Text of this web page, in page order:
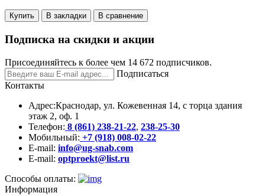
Купить В закладки В сравнение
Подписка на скидки и акции
Присоединяйтесь к более чем 14 672 подписчиков.
Подписаться
Контакты
Адрес:Краснодар, ул. Кожевенная 14, с торца здания
этаж 2, оф. 1
Телефон: 8 (861) 238-21-22, 238-25-30
Мобильный: +7 (918) 008-02-22
E-mail: info@ug-snab.com
E-mail: optproekt@list.ru
Способы оплаты:
Информация